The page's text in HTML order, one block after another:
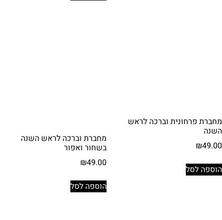
מחברת פרחונית וברכה לראש
השנה
₪49.00
הוספה לסל
מחברת וברכה לראש השנה
בשחור ואפור
₪49.00
הוספה לסל